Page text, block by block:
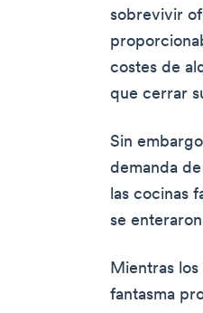
sobrevivir
costes de
que cerrar
Sin
demanda
las cocinas
se
Mientras
fantasma